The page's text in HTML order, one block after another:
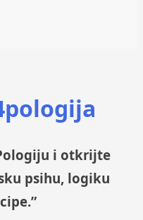
i otkrijte
psihu, logiku